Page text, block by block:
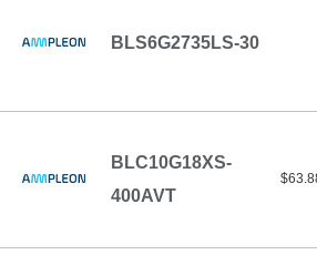
BLS6G2735LS-30
BLC10G18XS-
400AVT